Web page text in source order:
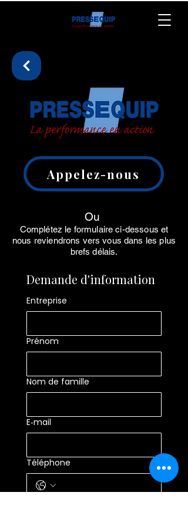
Appelez-nous
Ou
Complétez le formulaire ci-dessous et
nous reviendrons vers vous dans les plus
brefs délais.
Demande d'information
Entreprise
Prénom
Nom de famille
E‑mail
Téléphone